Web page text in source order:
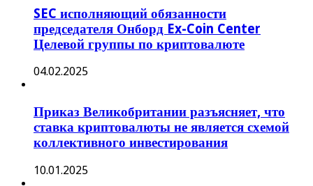
SEC исполняющий обязанности
председателя Онборд Ex-Coin Center
Целевой группы по криптовалюте
04.02.2025
Приказ Великобритании разъясняет, что
ставка криптовалюты не является схемой
коллективного инвестирования
10.01.2025